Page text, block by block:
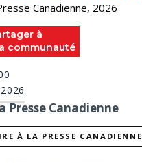
Canadienne, 2026
à
communauté
Presse Canadienne
À LA PRESSE CANADIENNE